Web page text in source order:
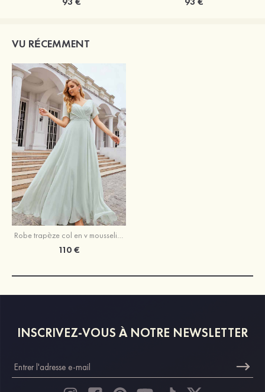
VU RÉCEMMENT
Robe trapèze col en v mousseline longueur ras du sol robe de demoiselle d'honneur avec sangle
110 €
INSCRIVEZ-VOUS À NOTRE NEWSLETTER